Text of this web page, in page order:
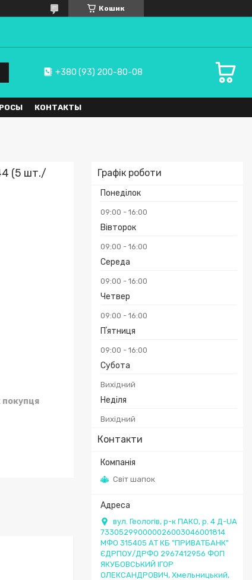
Кошик
+380 (93) 200-80-08
КОНТАКТЫ
Графік роботи
Понеділок
09:00 16:00
Вівторок
09:00 16:00
Середа
09:00 16:00
Четвер
09:00 16:00
Пʼятниця
09:00 16:00
Субота
Вихідний
Неділя
Вихідний
Контакти
Світ шапок
вул. Геологів, р-к ПАКО, р. 4 Д-UA
733052990000026003046001814
МФО 315405 АТ КБ "ПРИВАТБАНК"
ЄДРПОУ/ДРФО 2967412956 ФОП
ЯКУБОВСЬКИЙ ІГОР
ОЛЕКСАНДРОВИЧ, Хмельницький,
(5 шт./
покупця